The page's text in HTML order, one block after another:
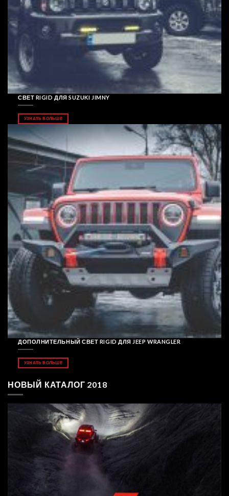
СВЕТ RIGID ДЛЯ SUZUKI JIMNY
УЗНАТЬ БОЛЬШЕ
ДОПОЛНИТЕЛЬНЫЙ СВЕТ RIGID ДЛЯ JEEP WRANGLER
УЗНАТЬ БОЛЬШЕ
НОВЫЙ КАТАЛОГ 2018